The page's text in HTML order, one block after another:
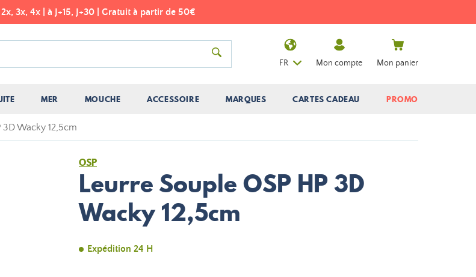
3x, 4x | à J+15, J+30 | Gratuit à partir de 50€
MER MOUCHE ACCESSOIRE MARQUES CARTES CADEAU PROMO
FR Mon compte Mon panier
3D Wacky 12,5cm
OSP
Leurre Souple OSP HP 3D
Wacky 12,5cm
Expédition 24 H